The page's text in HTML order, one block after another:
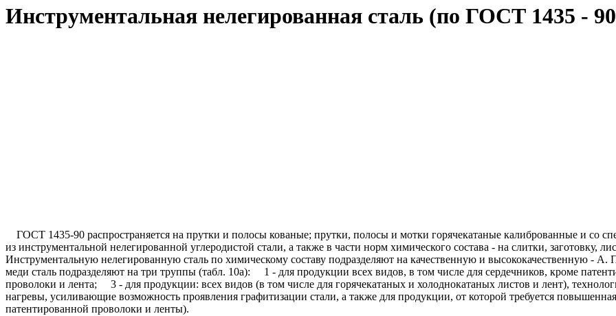
Инструментальная нелегированная сталь (по ГОСТ 1435 -
ГОСТ 1435-90 распространяется на прутки и полосы кованые; прутки, полосы и мотки горячекатаные калиброванные и со
из инструментальной нелегированной углеродистой стали, а также в части норм химического состава - на слитки, заготовку,
Инструментальную нелегированную сталь по химическому составу подразделяют на качественную и высококачественную - А.
меди сталь подразделяют на три труппы (табл. 10а): 1 - для продукции всех видов, в том числе для сердечников, кроме
проволоки и лента; 3 - для продукции: всех видов (в том числе для горячекатаных и холоднокатаных листов и лент),
нагревы, усиливающие возможность проявления графитизации стали, а также для продукции, от которой требуется
патентированной проволоки и ленты).